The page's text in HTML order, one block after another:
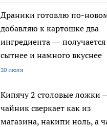
Драники готовлю по-
добавляю к картошке два
ингредиента — получается
сытнее и намного вкуснее
20 июля
Кипячу 2 столовые ложки
чайник сверкает как из
магазина, накипи ноль, а